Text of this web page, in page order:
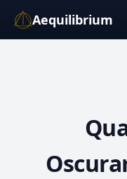
Aequilibrium